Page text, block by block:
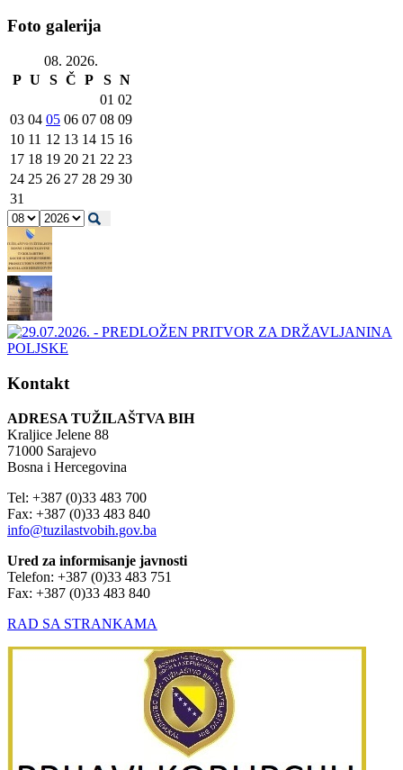
Foto galerija
08. 2026.
P U S Č P S N
01 02
03 04 05 06 07 08 09
10 11 12 13 14 15 16
17 18 19 20 21 22 23
24 25 26 27 28 29 30
31
Kontakt
ADRESA TUŽILAŠTVA BIH
Kraljice Jelene 88
71000 Sarajevo
Bosna i Hercegovina
Tel: +387 (0)33 483 700
Fax: +387 (0)33 483 840
info@tuzilastvobih.gov.ba
Ured za informisanje javnosti
Telefon: +387 (0)33 483 751
Fax: +387 (0)33 483 840
RAD SA STRANKAMA